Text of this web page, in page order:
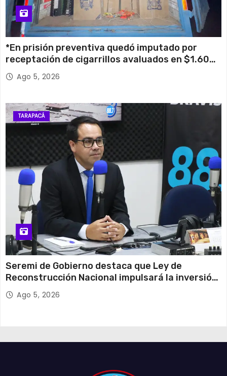
*En prisión preventiva quedó imputado por
receptación de cigarrillos avaluados en $1.600
millones*
Ago 5, 2026
TARAPACÁ
Seremi de Gobierno destaca que Ley de
Reconstrucción Nacional impulsará la inversión
y el empleo en Tarapacá
Ago 5, 2026